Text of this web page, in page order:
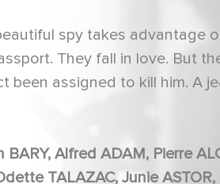
spy takes advantage
They fall in love. But
assigned to kill him. A